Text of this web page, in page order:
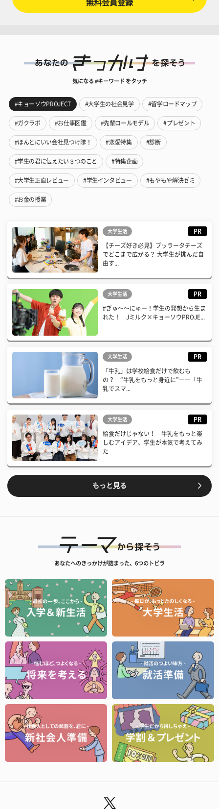
無料会員登録
気になる #キーワード をタッチ
#キョーソウPROJECT #大学生の社会見学 #留学ロードマップ
#ガクラボ #お仕事図鑑 #先輩ロールモデル #プレゼント
#ほんとにいい会社見つけ隊！ #恋愛特集 #診断
#学生の君に伝えたい３つのこと #特集企画
#大学生正直レビュー #学生インタビュー #もやもや解決ゼミ
#お金の授業
大学生活 PR
【チーズ好き必見】ブッラータチーズ
でどこまで広がる？ 大学生が挑んだ自
由す...
大学生活 PR
#ぎゅ〜〜にゅー！学生の発想から生ま
れた！ Jミルク×キョーソウPROJE...
大学生活 PR
「牛乳」は学校給食だけで飲むも
の？ “牛乳をもっと身近に”――「牛
乳でスマ...
大学生活 PR
給食だけじゃない！ 牛乳をもっと楽
しむアイデア、学生が本気で考えてみ
た
もっと見る
あなたへのきっかけが詰まった、6つのトビラ